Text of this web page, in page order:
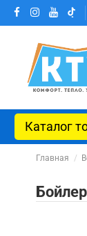
Каталог
Главная